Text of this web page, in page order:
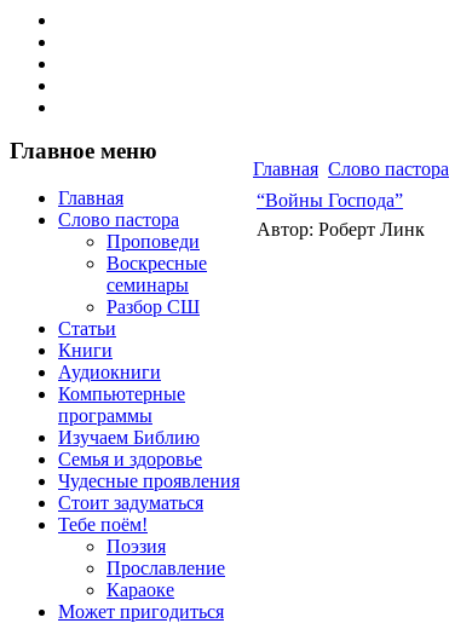
Главное меню
Главная
Слово пастора
Проповеди
Воскресные
семинары
Разбор СШ
Статьи
Книги
Аудиокниги
Компьютерные
программы
Изучаем Библию
Семья и здоровье
Чудесные проявления
Стоит задуматься
Тебе поём!
Поэзия
Прославление
Караоке
Может пригодиться
Главная Слово пастора
“Войны Господа”
Автор: Роберт Линк